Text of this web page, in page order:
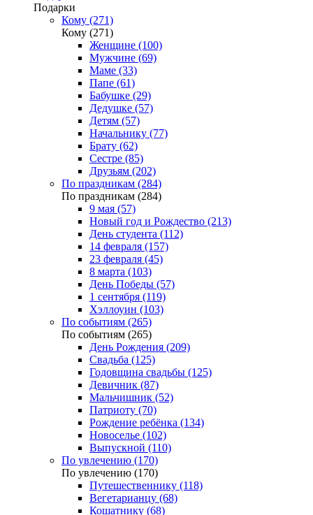
Подарки
Кому (271)
Кому (271)
Женщине (100)
Мужчине (69)
Маме (33)
Папе (61)
Бабушке (29)
Дедушке (57)
Детям (57)
Начальнику (77)
Брату (62)
Сестре (85)
Друзьям (202)
По праздникам (284)
По праздникам (284)
9 мая (57)
Новый год и Рождество (213)
День студента (112)
14 февраля (157)
23 февраля (45)
8 марта (103)
День Победы (57)
1 сентября (119)
Хэллоуин (103)
По событиям (265)
По событиям (265)
День Рождения (209)
Свадьба (125)
Годовщина свадьбы (125)
Девичник (87)
Мальчишник (52)
Патриоту (70)
Рождение ребёнка (134)
Новоселье (102)
Выпускной (110)
По увлечению (170)
По увлечению (170)
Путешественнику (118)
Вегетарианцу (68)
Кошатнику (68)